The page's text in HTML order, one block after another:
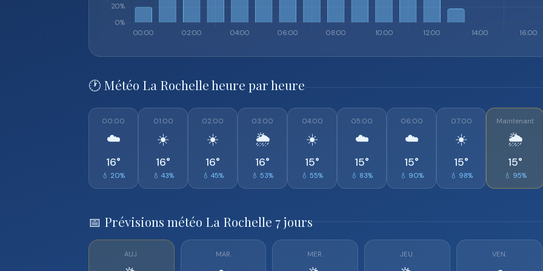
🕐 Météo La Rochelle heure par heure
00:00
☁️
16°
💧 20%
01:00
☀️
16°
💧 43%
02:00
☀️
16°
💧 45%
03:00
🌦️
16°
💧 53%
04:00
☀️
15°
💧 55%
05:00
☁️
15°
💧 83%
06:00
☁️
15°
💧 90%
07:00
☀️
15°
💧 98%
Maintenant
🌦️
15°
💧 95%
📅 Prévisions météo La Rochelle 7 jours
AUJ. MAR. MER. JEU. VEN.